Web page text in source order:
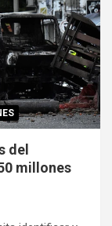
del
millones